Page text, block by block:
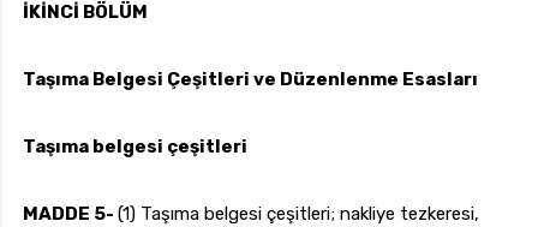
İKİNCİ BÖLÜM
Taşıma Belgesi Çeşitleri ve Düzenlenme Esasları
Taşıma belgesi çeşitleri
MADDE 5- (1) Taşıma belgesi çeşitleri; nakliye tezkeresi,